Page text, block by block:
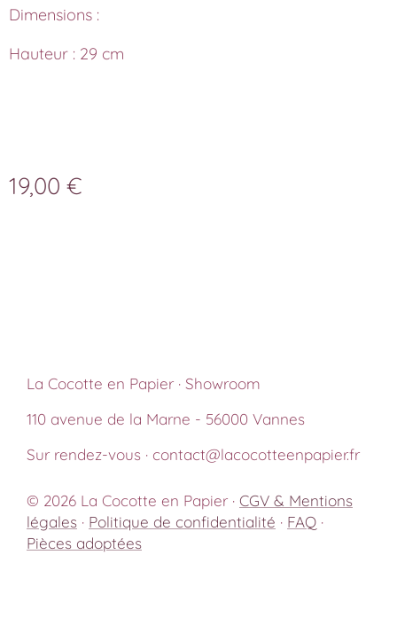
Dimensions :
Hauteur : 29 cm
19,00 €
La Cocotte en Papier · Showroom
110 avenue de la Marne - 56000 Vannes
Sur rendez-vous · contact@lacocotteenpapier.fr
© 2026 La Cocotte en Papier · CGV & Mentions
légales · Politique de confidentialité · FAQ ·
Pièces adoptées